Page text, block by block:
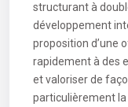
structurant à
développement
proposition d’une
rapidement à des
et valoriser de
particulièrement